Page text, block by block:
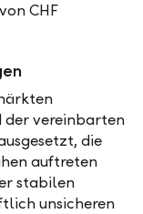
CHF
der vereinbarten
die
auftreten
stabilen
unsicheren